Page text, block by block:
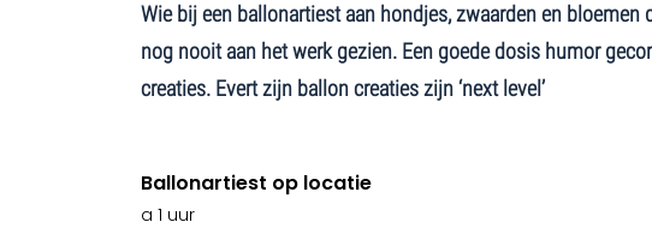
Wie bij een ballonartiest aan hondjes, zwaarden en bloemen
nog nooit aan het werk gezien. Een goede dosis humor
creaties. Evert zijn ballon creaties zijn ‘next level’
Ballonartiest op locatie
a 1 uur